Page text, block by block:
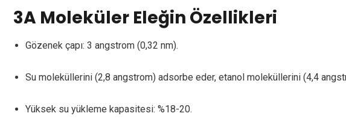
3A Moleküler Eleğin Özellikleri
Gözenek çapı: 3 angstrom (0,32 nm).
Su moleküllerini (2,8 angstrom) adsorbe eder, etanol moleküllerini (4,4
Yüksek su yükleme kapasitesi: %18-20.